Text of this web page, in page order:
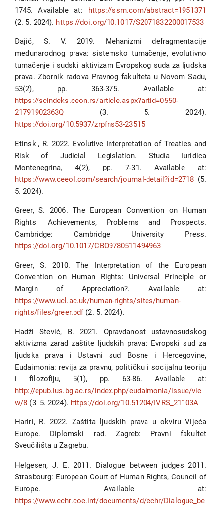
1745. Available at: https://ssrn.com/abstract=1951371
(2. 5. 2024). https://doi.org/10.1017/S2071832200017533
Đajić, S. V. 2019. Mehanizmi defragmentacije
međunarodnog prava: sistemsko tumačenje, evolutivno
tumačenje i sudski aktivizam Evropskog suda za ljudska
prava. Zbornik radova Pravnog fakulteta u Novom Sadu,
53(2), pp. 363-375. Available at:
https://scindeks.ceon.rs/article.aspx?artid=0550-
21791902363Q (3. 5. 2024).
https://doi.org/10.5937/zrpfns53-23515
Etinski, R. 2022. Evolutive Interpretation of Treaties and
Risk of Judicial Legislation. Studia Iuridica
Montenegrina, 4(2), pp. 7-31. Available at:
https://www.ceeol.com/search/journal-detail?id=2718 (5.
5. 2024).
Greer, S. 2006. The European Convention on Human
Rights: Achievements, Problems and Prospects.
Cambridge: Cambridge University Press.
https://doi.org/10.1017/CBO9780511494963
Greer, S. 2010. The Interpretation of the European
Convention on Human Rights: Universal Principle or
Margin of Appreciation?. Available at:
https://www.ucl.ac.uk/human-rights/sites/human-
rights/files/greer.pdf(2. 5. 2024).
Hadži Stević, B. 2021. Opravdanost ustavnosudskog
aktivizmа zarad zaštite ljudskih prava: Evropski sud za
ljudska prava i Ustavni sud Bosne i Hercegovine,
Eudaimonia: revija za pravnu, političku i socijalnu teoriju
i filozofiju, 5(1), pp. 63-86. Available at:
http://epub.ius.bg.ac.rs/index.php/eudaimonia/issue/vie
w/8 (3. 5. 2024). https://doi.org/10.51204/IVRS_21103A
Hariri, R. 2022. Zaštita ljudskih prava u okviru Vijeća
Europe. Diplomski rad. Zagreb: Pravni fakultet
Sveučilišta u Zagrebu.
Helgesen, J. E. 2011. Dialogue between judges 2011.
Strasbourg: European Court of Human Rights, Council of
Europe. Available at:
https://www.echr.coe.int/documents/d/echr/Dialogue_be